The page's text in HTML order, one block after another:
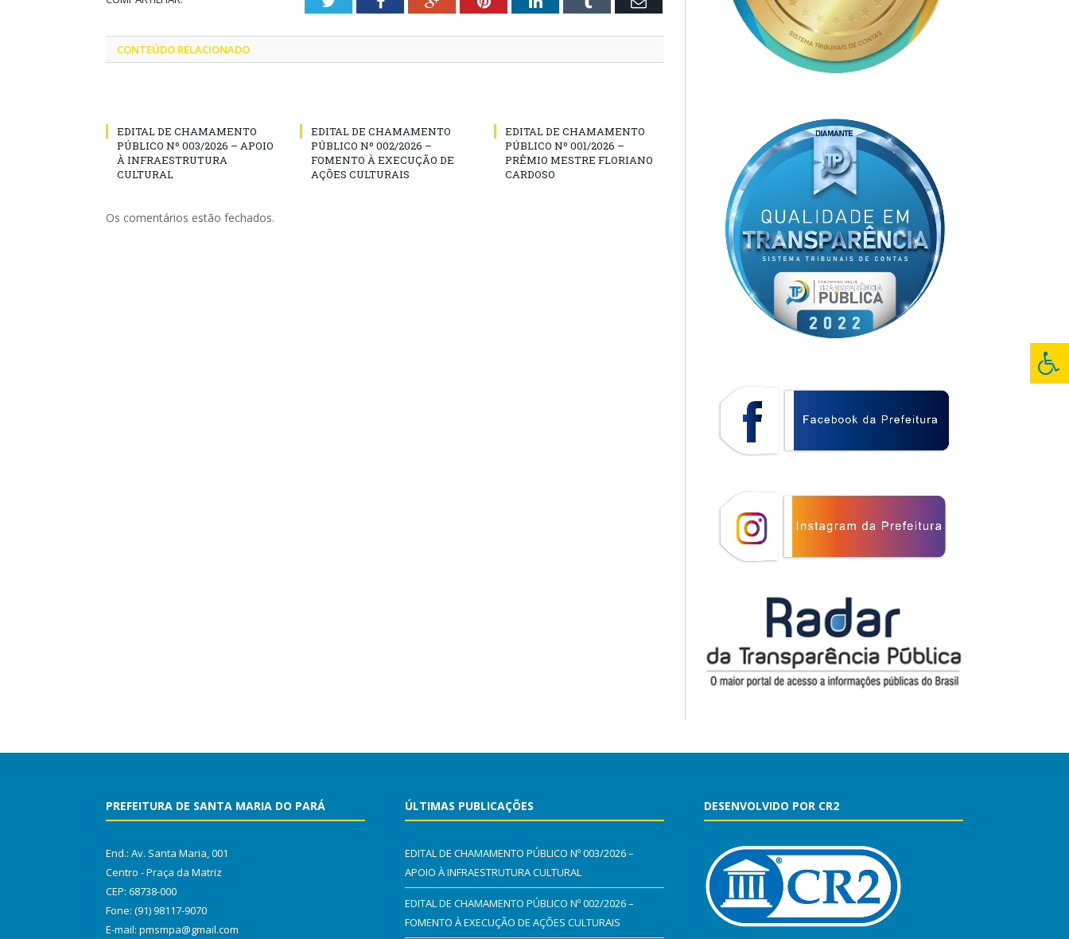
CONTEÚDO RELACIONADO
EDITAL DE CHAMAMENTO
PÚBLICO Nº 003/2026 – APOIO
À INFRAESTRUTURA
CULTURAL
EDITAL DE CHAMAMENTO
PÚBLICO Nº 002/2026 –
FOMENTO À EXECUÇÃO DE
AÇÕES CULTURAIS
EDITAL DE CHAMAMENTO
PÚBLICO Nº 001/2026 –
PRÊMIO MESTRE FLORIANO
CARDOSO
Os comentários estão fechados.
PREFEITURA DE SANTA MARIA DO PARÁ
End.: Av. Santa Maria, 001
Centro - Praça da Matriz
CEP: 68738-000
Fone: (91) 98117-9070
E-mail: pmsmpa@gmail.com
ÚLTIMAS PUBLICAÇÕES
EDITAL DE CHAMAMENTO PÚBLICO Nº 003/2026 –
APOIO À INFRAESTRUTURA CULTURAL
EDITAL DE CHAMAMENTO PÚBLICO Nº 002/2026 –
FOMENTO À EXECUÇÃO DE AÇÕES CULTURAIS
DESENVOLVIDO POR CR2